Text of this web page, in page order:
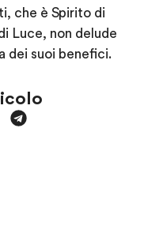
che è Spirito di
Luce, non delude
dei suoi benefici.